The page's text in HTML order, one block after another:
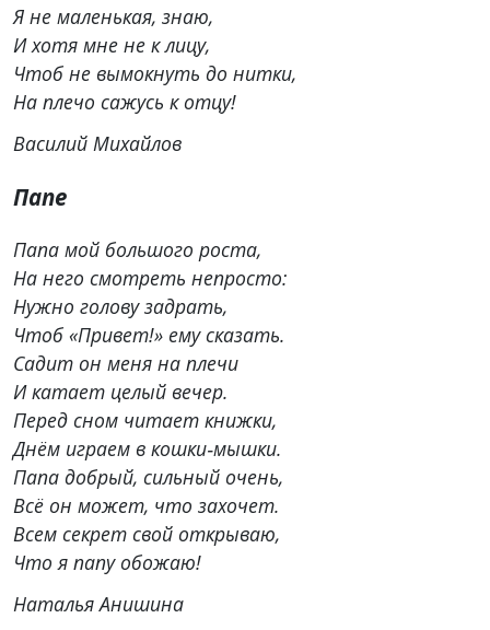
Я не маленькая, знаю,
И хотя мне не к лицу,
Чтоб не вымокнуть до нитки,
На плечо сажусь к отцу!
Василий Михайлов
Папе
Папа мой большого роста,
На него смотреть непросто:
Нужно голову задрать,
Чтоб «Привет!» ему сказать.
Садит он меня на плечи
И катает целый вечер.
Перед сном читает книжки,
Днём играем в кошки‑мышки.
Папа добрый, сильный очень,
Всё он может, что захочет.
Всем секрет свой открываю,
Что я папу обожаю!
Наталья Анишина